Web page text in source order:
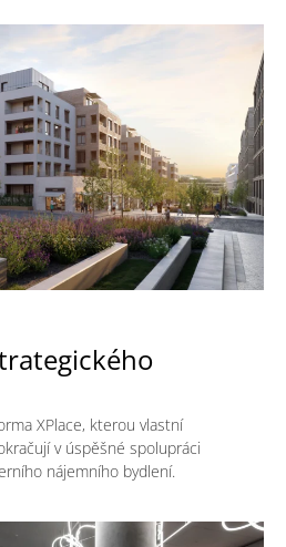
XPlace, kterou vlastní
v úspěšné spolupráci
nájemního bydlení.